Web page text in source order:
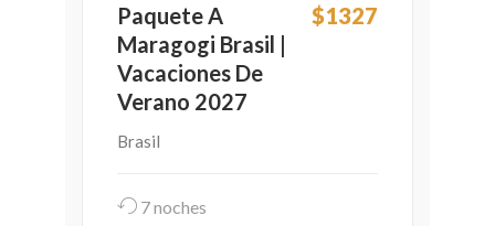
Paquete A
Maragogi Brasil |
Vacaciones De
Verano 2027
$1327
Brasil
7 noches